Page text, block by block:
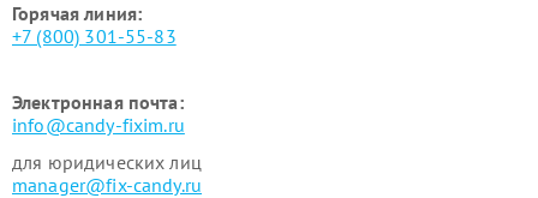
Горячая линия:
+7 (800) 301-55-83
Электронная почта:
info@candy-fixim.ru
для юридических лиц
manager@fix-candy.ru